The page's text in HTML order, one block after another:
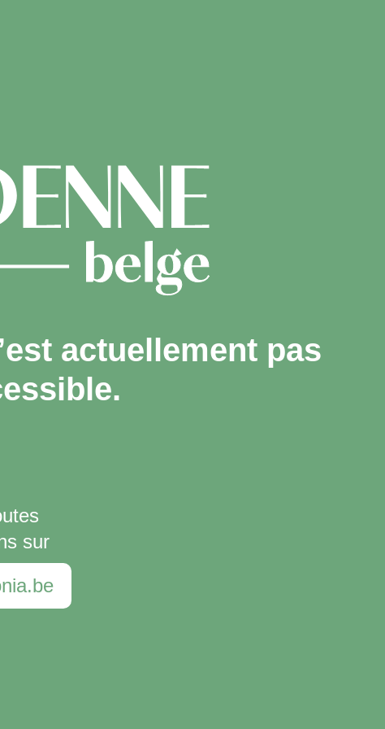
actuellement pas
sur